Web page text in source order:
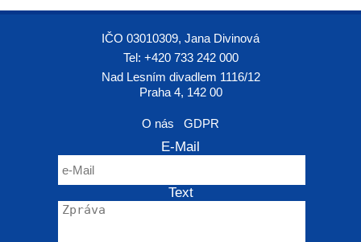
IČO 03010309, Jana Divinová
Tel: +420 733 242 000
Nad Lesním divadlem 1116/12
Praha 4, 142 00
O nás GDPR
E-Mail
Text